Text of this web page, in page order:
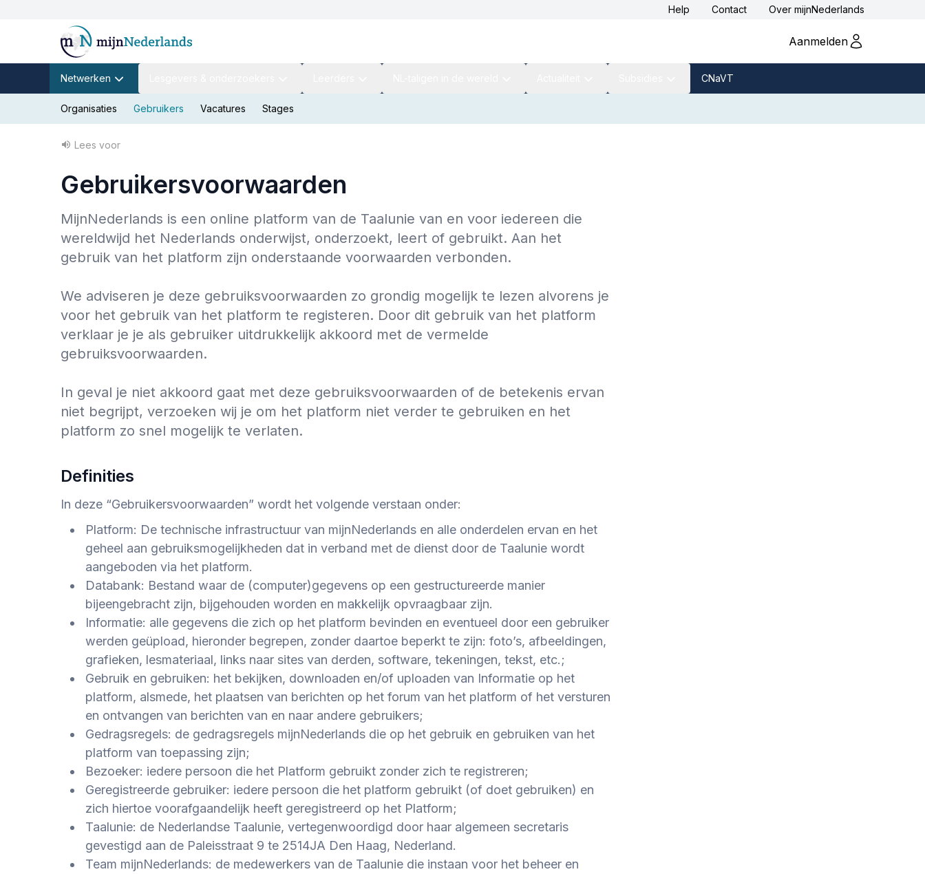
Help Contact Over mijnNederlands
Aanmelden
Lees voor
Netwerken CNaVT
Organisaties Gebruikers Vacatures Stages
Gebruikersvoorwaarden
MijnNederlands is een online platform van de Taalunie van en voor iedereen die
wereldwijd het Nederlands onderwijst, onderzoekt, leert of gebruikt. Aan het
gebruik van het platform zijn onderstaande voorwaarden verbonden.
We adviseren je deze gebruiksvoorwaarden zo grondig mogelijk te lezen alvorens je
voor het gebruik van het platform te registeren. Door dit gebruik van het platform
verklaar je je als gebruiker uitdrukkelijk akkoord met de vermelde
gebruiksvoorwaarden.
In geval je niet akkoord gaat met deze gebruiksvoorwaarden of de betekenis ervan
niet begrijpt, verzoeken wij je om het platform niet verder te gebruiken en het
Definities
In deze “Gebruikersvoorwaarden” wordt het volgende verstaan onder:
Platform: De technische infrastructuur van mijnNederlands en alle onderdelen ervan en het
geheel aan gebruiksmogelijkheden dat in verband met de dienst door de Taalunie wordt
aangeboden via het platform.
Databank: Bestand waar de (computer)gegevens op een gestructureerde manier
bijeengebracht zijn, bijgehouden worden en makkelijk opvraagbaar zijn.
Informatie: alle gegevens die zich op het platform bevinden en eventueel door een gebruiker
werden geüpload, hieronder begrepen, zonder daartoe beperkt te zijn: foto’s, afbeeldingen,
grafieken, lesmateriaal, links naar sites van derden, software, tekeningen, tekst, etc.;
Gebruik en gebruiken: het bekijken, downloaden en/of uploaden van Informatie op het
platform, alsmede, het plaatsen van berichten op het forum van het platform of het versturen
en ontvangen van berichten van en naar andere gebruikers;
Gedragsregels: de gedragsregels mijnNederlands die op het gebruik en gebruiken van het
platform van toepassing zijn;
Bezoeker: iedere persoon die het Platform gebruikt zonder zich te registreren;
Geregistreerde gebruiker: iedere persoon die het platform gebruikt (of doet gebruiken) en
zich hiertoe voorafgaandelijk heeft geregistreerd op het Platform;
Taalunie: de Nederlandse Taalunie, vertegenwoordigd door haar algemeen secretaris
gevestigd aan de Paleisstraat 9 te 2514JA Den Haag, Nederland.
Team mijnNederlands: de medewerkers van de Taalunie die instaan voor het beheer en